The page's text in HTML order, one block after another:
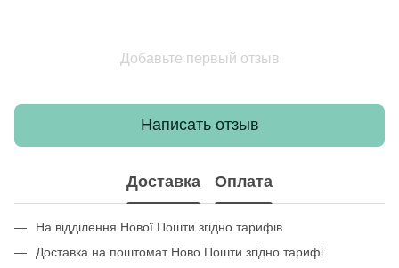
Добавьте первый отзыв
Написать отзыв
Доставка Оплата
На відділення Нової Пошти згідно тарифів
Доставка на поштомат Ново Пошти згідно тарифі